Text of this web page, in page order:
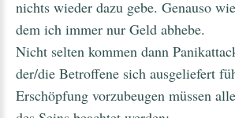
nichts wieder dazu gebe. Genauso
dem ich immer nur Geld abhebe.
Nicht selten kommen dann
der/die Betroffene sich ausgeliefert
Erschöpfung vorzubeugen müssen